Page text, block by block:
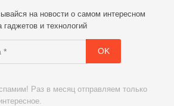
на новости о самом интересном
гаджетов и технологий
Раз в месяц отправляем только